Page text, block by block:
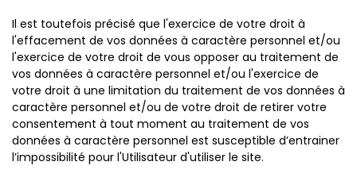
Il est toutefois précisé que l'exercice de votre droit à
l'effacement de vos données à caractère personnel et/ou
l'exercice de votre droit de vous opposer au traitement de
vos données à caractère personnel et/ou l'exercice de
votre droit à une limitation du traitement de vos données à
caractère personnel et/ou de votre droit de retirer votre
consentement à tout moment au traitement de vos
données à caractère personnel est susceptible d’entrainer
l’impossibilité pour l'Utilisateur d'utiliser le site.